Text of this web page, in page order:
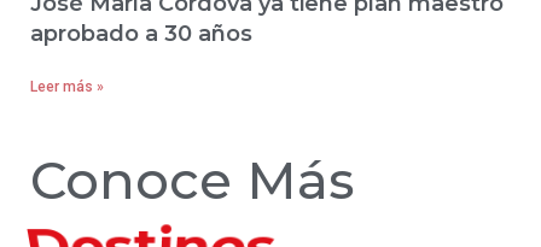
aprobado a 30 años
Leer más »
Conoce Más